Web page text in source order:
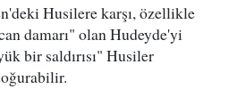
Husilere karşı, özellikle
damarı" olan Hudeyde'yi
bir saldırısı" Husiler